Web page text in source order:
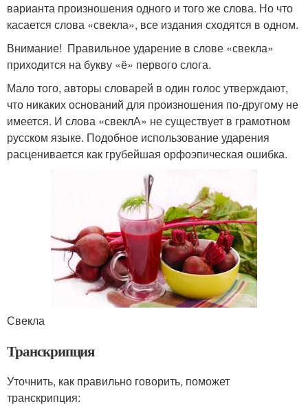
варианта произношения одного и того же слова. Но что
касается слова «свекла», все издания сходятся в одном.
Внимание! Правильное ударение в слове «свекла»
приходится на букву «ё» первого слога.
Мало того, авторы словарей в один голос утверждают,
что никаких оснований для произношения по-другому не
имеется. И слова «свеклА» не существует в грамотном
русском языке. Подобное использование ударения
расценивается как грубейшая орфоэпическая ошибка.
Свекла
Транскрипция
Уточнить, как правильно говорить, поможет
транскрипция: